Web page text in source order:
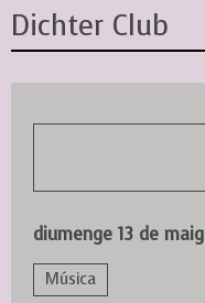
Dichter Club
diumenge 13 de maig
Música